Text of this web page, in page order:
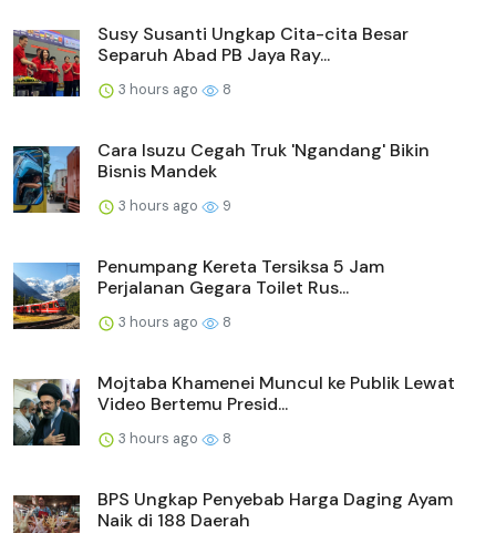
Susy Susanti Ungkap Cita-cita Besar
Separuh Abad PB Jaya Ray...
3 hours ago 8
Cara Isuzu Cegah Truk 'Ngandang' Bikin
Bisnis Mandek
3 hours ago 9
Penumpang Kereta Tersiksa 5 Jam
Perjalanan Gegara Toilet Rus...
3 hours ago 8
Mojtaba Khamenei Muncul ke Publik Lewat
Video Bertemu Presid...
3 hours ago 8
BPS Ungkap Penyebab Harga Daging Ayam
Naik di 188 Daerah